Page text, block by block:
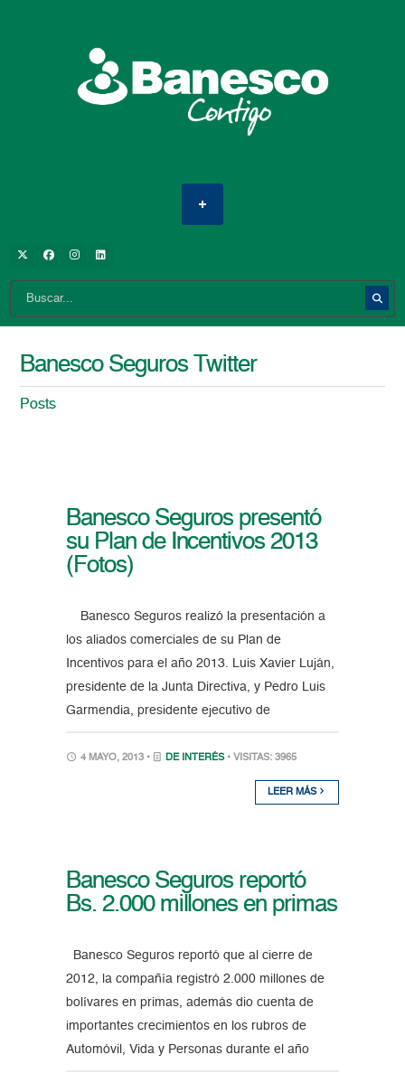
Banesco Seguros Twitter
Posts
Banesco Seguros presentó
su Plan de Incentivos 2013
(Fotos)
Banesco Seguros realizó la presentación a
los aliados comerciales de su Plan de
Incentivos para el año 2013. Luis Xavier Luján,
presidente de la Junta Directiva, y Pedro Luis
Garmendia, presidente ejecutivo de
4 MAYO, 2013 • DE INTERÉS • VISITAS: 3965
LEER MÁS
Banesco Seguros reportó
Bs. 2.000 millones en primas
Banesco Seguros reportó que al cierre de
2012, la compañía registró 2.000 millones de
bolívares en primas, además dio cuenta de
importantes crecimientos en los rubros de
Automóvil, Vida y Personas durante el año